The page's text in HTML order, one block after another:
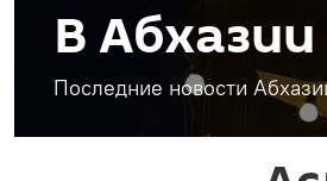
В Абхазии
Последние новости